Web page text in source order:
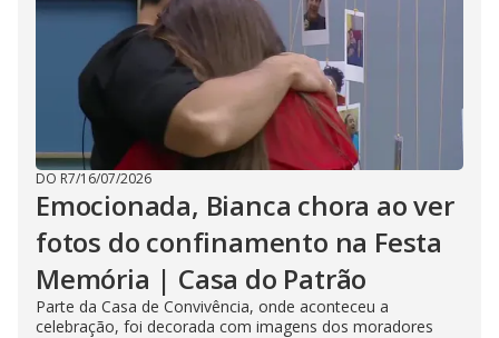
DO R7/16/07/2026
Emocionada, Bianca chora ao ver
fotos do confinamento na Festa
Memória | Casa do Patrão
Parte da Casa de Convivência, onde aconteceu a
celebração, foi decorada com imagens dos moradores